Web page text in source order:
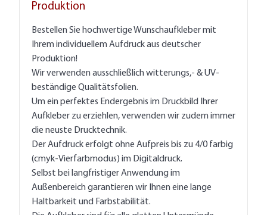
Produktion
Bestellen Sie hochwertige Wunschaufkleber mit
Ihrem individuellem Aufdruck aus deutscher
Produktion!
Wir verwenden ausschließlich witterungs,- & UV-
beständige Qualitätsfolien.
Um ein perfektes Endergebnis im Druckbild Ihrer
Aufkleber zu erziehlen, verwenden wir zudem immer
die neuste Drucktechnik.
Der Aufdruck erfolgt ohne Aufpreis bis zu 4/0 farbig
(cmyk-Vierfarbmodus) im Digitaldruck.
Selbst bei langfristiger Anwendung im
Außenbereich garantieren wir Ihnen eine lange
Haltbarkeit und Farbstabilität.